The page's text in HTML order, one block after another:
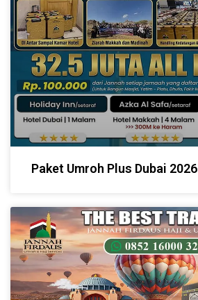
Paket Umroh Plus Dubai 2026